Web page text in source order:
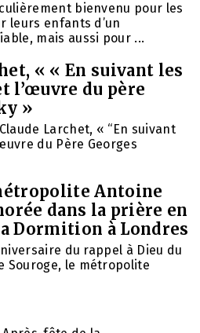
bienvenu pour les
leurs enfants d’un
mais aussi pour ...
« « En suivant les
l’œuvre du père
»
Larchet, « “En suivant
du Père Georges
Antoine
dans la prière en
Dormition à Londres
du rappel à Dieu du
Souroge, le métropolite